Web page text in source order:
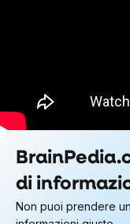
di
Non puoi prendere